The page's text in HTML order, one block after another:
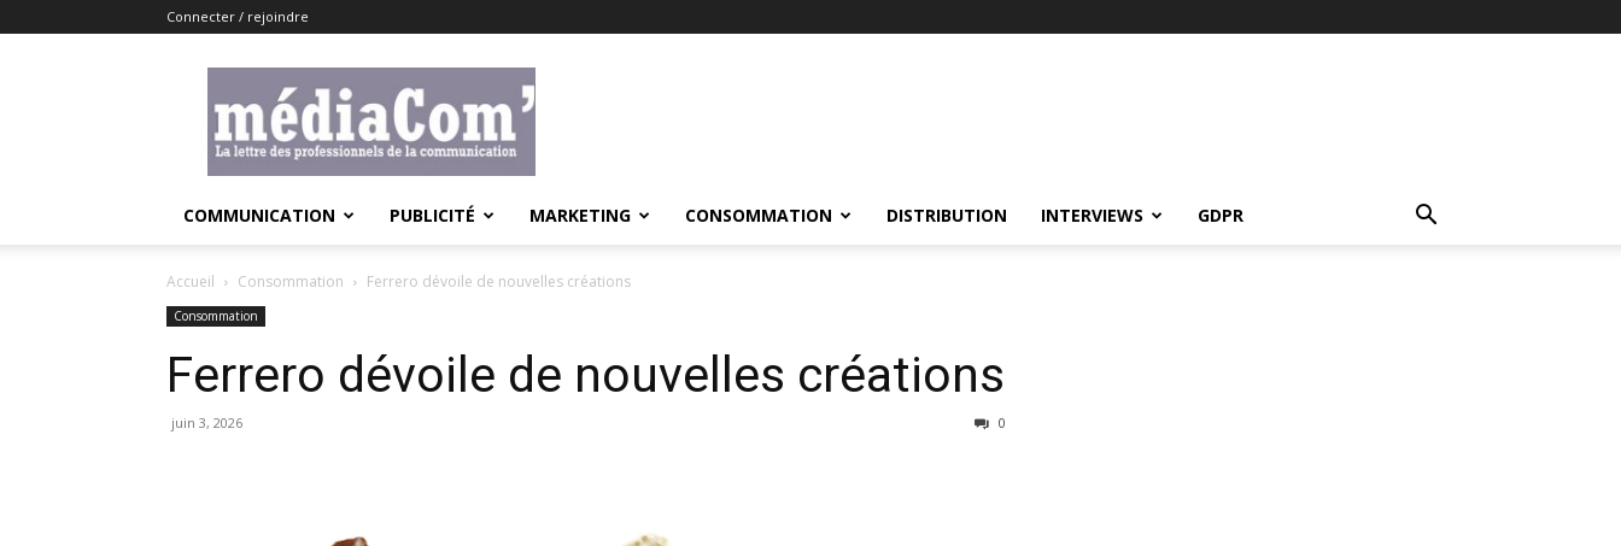
Connecter / rejoindre
COMMUNICATION PUBLICITÉ MARKETING CONSOMMATION DISTRIBUTION INTERVIEWS GDPR
Accueil Consommation Ferrero dévoile de nouvelles créations
Consommation
Ferrero dévoile de nouvelles créations
juin 3, 2026 0